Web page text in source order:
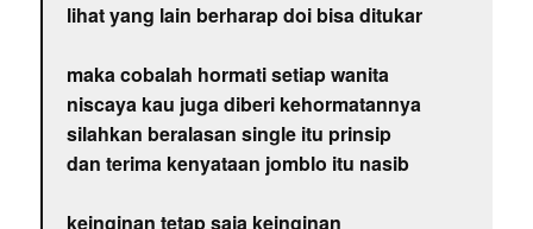
lihat yang lain berharap doi bisa ditukar
maka cobalah hormati setiap wanita
niscaya kau juga diberi kehormatannya
silahkan beralasan single itu prinsip
dan terima kenyataan jomblo itu nasib
keinginan tetap saja keinginan